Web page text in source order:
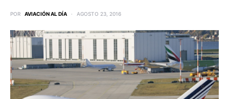
POR AVIACIÓN AL DÍA AGOSTO 23, 2016